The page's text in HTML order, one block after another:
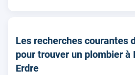
Les recherches courantes
pour trouver un plombier à
Erdre